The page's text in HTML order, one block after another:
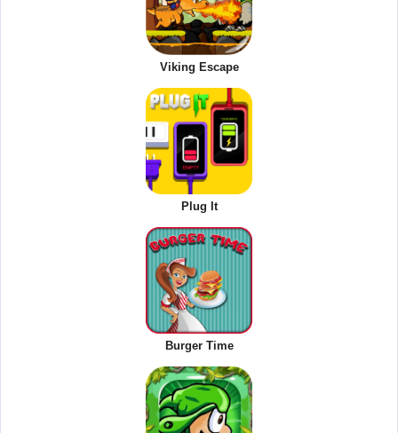
Viking Escape
Plug It
Burger Time